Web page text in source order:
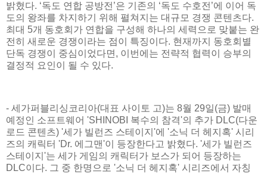
밝혔다. ‘독도 연합 공방전’은 기존의 ‘독도 수호전’에 이어 독
도의 왕좌를 차지하기 위해 펼쳐지는 대규모 경쟁 콘텐츠다.
최대 5개 동호회가 연합을 구성해 하나의 세력으로 맞붙는 완
전히 새로운 경쟁이라는 점이 특징이다. 현재까지 동호회별
단독 경쟁이 중심이었다면, 이번에는 전략적 협력이 승부의
결정적 요인이 될 수 있다.
- 세가퍼블리싱코리아(대표 사이토 고)는 8월 29일(금) 발매
예정인 소프트웨어 'SHINOBI 복수의 참격'의 추가 DLC(다운
로드 콘텐츠) '세가 빌런즈 스테이지'에 '소닉 더 헤지혹' 시리
즈의 캐릭터 'Dr. 에그맨'이 등장한다고 밝혔다. '세가 빌런즈
스테이지'는 세가 게임의 캐릭터가 보스가 되어 등장하는
DLC이다. 그 중 한명으로 '소닉 더 헤지혹' 시리즈에서 자칭